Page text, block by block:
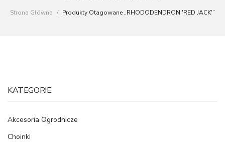
Strona Główna / Produkty Otagowane „RHODODENDRON 'RED JACK'”
KATEGORIE
Akcesoria Ogrodnicze
Choinki